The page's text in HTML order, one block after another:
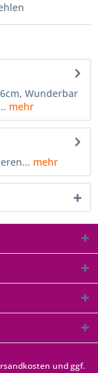
Wunderbar
mehr
mehr
und ggf.